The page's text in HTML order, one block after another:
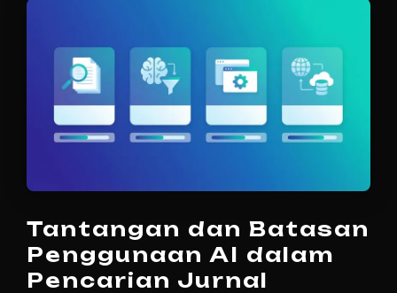
Tantangan dan Batasan
Penggunaan AI dalam
Pencarian Jurnal